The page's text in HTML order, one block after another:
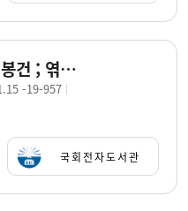
전봉건 시전집 / 지은이: 전봉건 ; 엮은이: 남진우
-19-957
국회전자도서관